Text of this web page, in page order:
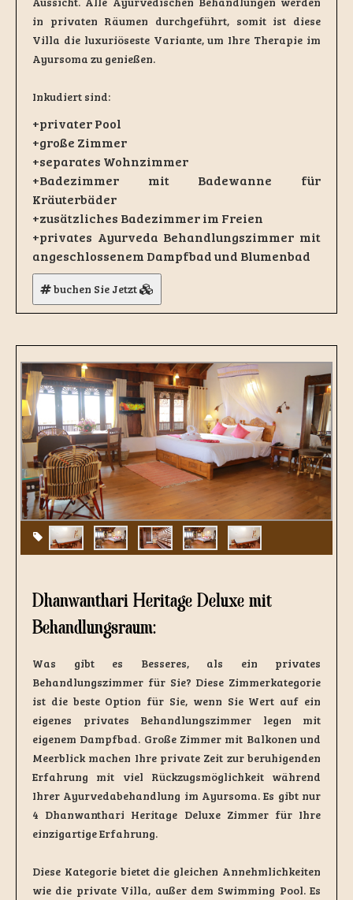
in privaten Räumen durchgeführt, somit ist diese
Villa die luxuriöseste Variante, um Ihre Therapie im
Ayursoma zu genießen.
Inkudiert sind:
+privater Pool
+große Zimmer
+separates Wohnzimmer
+Badezimmer mit Badewanne für
Kräuterbäder
+zusätzliches Badezimmer im Freien
+privates Ayurveda Behandlungszimmer mit
angeschlossenem Dampfbad und Blumenbad
buchen Sie Jetzt
Dhanwanthari Heritage Deluxe mit
Behandlungsraum:
Was gibt es Besseres, als ein privates
Behandlungszimmer für Sie? Diese Zimmerkategorie
ist die beste Option für Sie, wenn Sie Wert auf ein
eigenes privates Behandlungszimmer legen mit
eigenem Dampfbad. Große Zimmer mit Balkonen und
Meerblick machen Ihre private Zeit zur beruhigenden
Erfahrung mit viel Rückzugsmöglichkeit während
Ihrer Ayurvedabehandlung im Ayursoma. Es gibt nur
4 Dhanwanthari Heritage Deluxe Zimmer für Ihre
einzigartige Erfahrung.
Diese Kategorie bietet die gleichen Annehmlichkeiten
wie die private Villa, außer dem Swimming Pool. Es